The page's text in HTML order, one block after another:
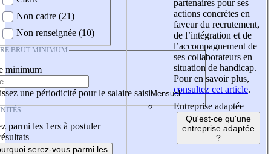
Non cadre (21)
Non renseignée (10)
BRUT MINIMUM
minimum
une périodicité pour le salaire saisi
parmi les 1ers à postuler
serez-vous parmi les
partenaires pour ses
actions concrètes en
faveur du recrutement,
de l’intégration et de
l’accompagnement de
ses collaborateurs en
situation de handicap.
Pour en savoir plus,
consultez cet article.
Entreprise adaptée
Qu'est-ce qu'une
entreprise adaptée
?